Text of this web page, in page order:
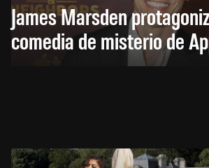
James Marsden
comedia de misterio de